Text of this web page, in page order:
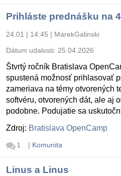
Prihláste prednášku na
24.01 | 14:45 | MarekGalinski
Dátum udalosti: 25.04.2026
Štvrtý ročník Bratislava
spustená možnosť prihlasovať
zameriava na témy otvorených
softvéru, otvorených dát, ale aj
podobne. Podujatie sa
Zdroj: Bratislava OpenCamp
1 | Komunita
Linus a Linus